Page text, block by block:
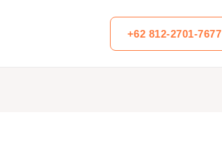
+62 812-2701-7677